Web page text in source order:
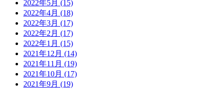
2022年5月 (15)
2022年4月 (18)
2022年3月 (17)
2022年2月 (17)
2022年1月 (15)
2021年12月 (14)
2021年11月 (19)
2021年10月 (17)
2021年9月 (19)